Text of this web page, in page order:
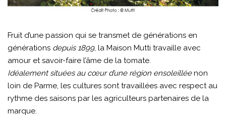
Fruit d’une passion qui se transmet de générations en
générations depuis 1899, la Maison Mutti travaille avec
amour et savoir-faire l’âme de la tomate.
Idéalement situées au cœur d’une région ensoleilléenon
loin de Parme, les cultures sont travaillées avec respect au
rythme des saisons par les agriculteurs partenaires de la
marque.